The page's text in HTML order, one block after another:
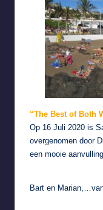
“The Best of Both
Op 16 Juli 2020 is
overgenomen door
een mooie
Bart en